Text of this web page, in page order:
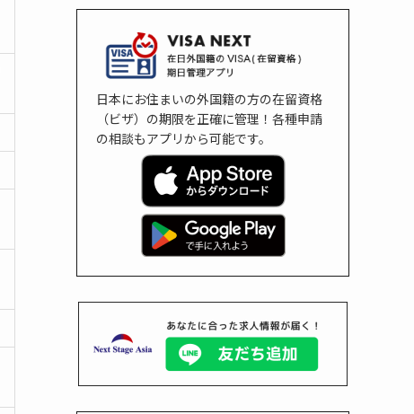
日本にお住まいの外国籍の方の在留資格
（ビザ）の期限を正確に管理！各種申請
の相談もアプリから可能です。